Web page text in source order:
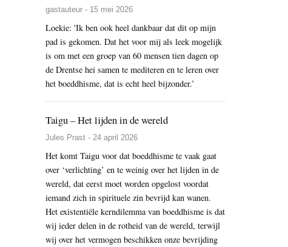
gastauteur - 15 mei 2026
Loekie: 'Ik ben ook heel dankbaar dat dit op mijn
pad is gekomen. Dat het voor mij als leek mogelijk
is om met een groep van 60 mensen tien dagen op
de Drentse hei samen te mediteren en te leren over
het boeddhisme, dat is echt heel bijzonder.’
Taigu – Het lijden in de wereld
Jules Prast - 24 april 2026
Het komt Taigu voor dat boeddhisme te vaak gaat
over ‘verlichting’ en te weinig over het lijden in de
wereld, dat eerst moet worden opgelost voordat
iemand zich in spirituele zin bevrijd kan wanen.
Het existentiële kerndilemma van boeddhisme is dat
wij ieder delen in de rotheid van de wereld, terwijl
wij over het vermogen beschikken onze bevrijding